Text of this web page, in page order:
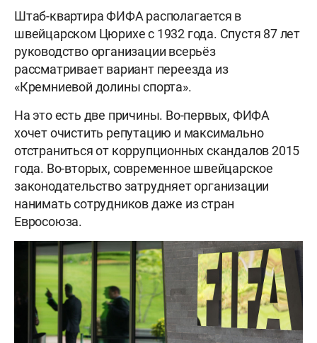
Штаб-квартира ФИФА располагается в
швейцарском Цюрихе с 1932 года. Спустя 87 лет
руководство организации всерьёз
рассматривает вариант переезда из
«Кремниевой долины спорта».
На это есть две причины. Во-первых, ФИФА
хочет очистить репутацию и максимально
отстраниться от коррупционных скандалов 2015
года. Во-вторых, современное швейцарское
законодательство затрудняет организации
нанимать сотрудников даже из стран
Евросоюза.